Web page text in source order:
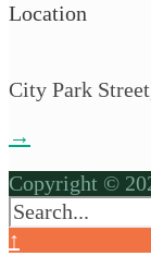
Location
City Park
→
Copyright ©
↑